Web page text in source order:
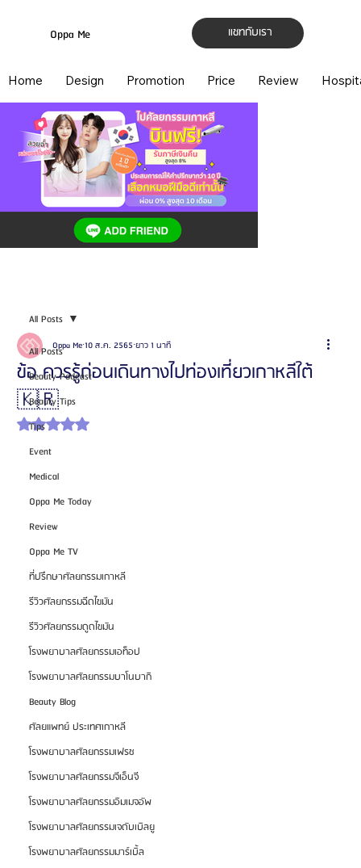
แชทกับเรา
Oppa Me
Home Design Promotion Price Review
All Posts
Beauty Podcast
Beauty Tips
Tips
Event
Medical
Oppa Me Today
Review
Oppa Me TV
ที่ปรึกษาศัลยกรรมเกาหลี
รีวิวศัลยกรรมฉีดไขมัน
รีวิวศัลยกรรมดูดไขมัน
โรงพยาบาลศัลยกรรมเอท็อป
โรงพยาบาลศัลยกรรมบาโนบากิ
Beauty Blog
ศัลยแพทย์ ประเทศเกาหลี
โรงพยาบาลศัลยกรรมเฟรช
โรงพยาบาลศัลยกรรมจีเอ็นจี
โรงพยาบาลศัลยกรรมอิมเมจอัพ
โรงพยาบาลศัลยกรรมเจดับเบิลยู
โรงพยาบาลศัลยกรรมมาร์เบิ้ล
All Posts
ข้อ ควรรู้ก่อนเดินทางไปท่องเที่ยวเกาหลีใต้
🇰🇷
Oppa Me10 ส.ค. 2565 ยาว 1 นาที
ได้รับ NaN เต็ม 5 ดาว